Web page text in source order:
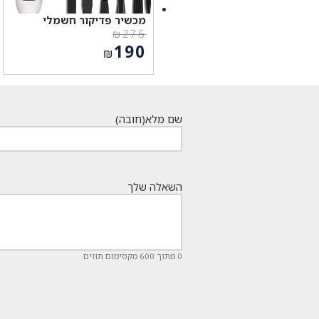
מכשיר פדיקור חשמלי
₪276
המחיר
המקורי
היה:
₪190
שם מלא(חובה)
השאלה שלך
0 מתוך 600 מקסימום תווים